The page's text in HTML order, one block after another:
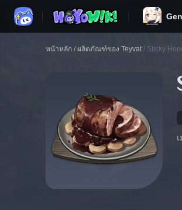
หน้าหลัก / ผลิตภัณฑ์ของ Teyvat / Sticky